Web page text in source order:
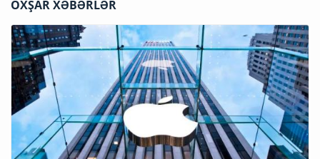
OXŞAR XƏBƏRLƏR